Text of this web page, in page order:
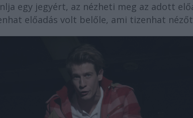
egy jegyért, az nézheti meg az adott
előadás volt belőle, ami tizenhat